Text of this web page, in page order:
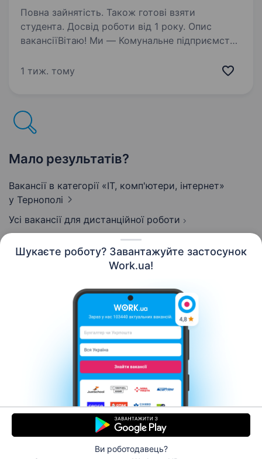
Шукаєте роботу? Завантажуйте застосунок
Work.ua!
Ви роботодавець?
Повна зайнятість. Також готові взяти
студента. Досвід роботи від 1 року. Опис
вакансіїВітаю! Ми — Комунальне підприємство
інформаційних процесів міста «єДніпро».
fullstack-розробника,…
1 тиж. тому
Мало результатів?
Вакансії в категорії «IT, комп'ютери, інтернет»
у Тернополі
Усі вакансії для дистанційної роботи
Контакти Про нас
Кар’єра
Допомога Умови використання